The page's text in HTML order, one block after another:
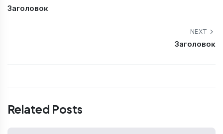
Заголовок
NEXT
Заголовок
Related Posts